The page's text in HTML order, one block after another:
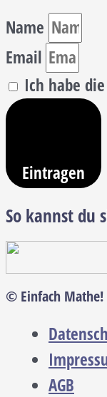
Name
Email
Ich habe die
Eintragen
So kannst du
© Einfach Mathe!
AGB